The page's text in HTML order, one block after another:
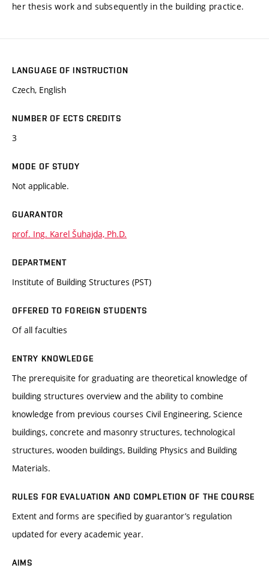
her thesis work and subsequently in the building practice.
LANGUAGE OF INSTRUCTION
Czech, English
NUMBER OF ECTS CREDITS
3
MODE OF STUDY
Not applicable.
GUARANTOR
prof. Ing. Karel Šuhajda, Ph.D.
DEPARTMENT
Institute of Building Structures (PST)
OFFERED TO FOREIGN STUDENTS
Of all faculties
ENTRY KNOWLEDGE
The prerequisite for graduating are theoretical knowledge of
building structures overview and the ability to combine
knowledge from previous courses Civil Engineering, Science
buildings, concrete and masonry structures, technological
structures, wooden buildings, Building Physics and Building
Materials.
RULES FOR EVALUATION AND COMPLETION OF THE COURSE
Extent and forms are specified by guarantor’s regulation
updated for every academic year.
AIMS